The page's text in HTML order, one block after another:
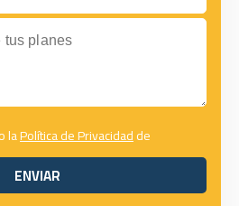
laPolítica de Privacidadde
ENVIAR
ENVIAR